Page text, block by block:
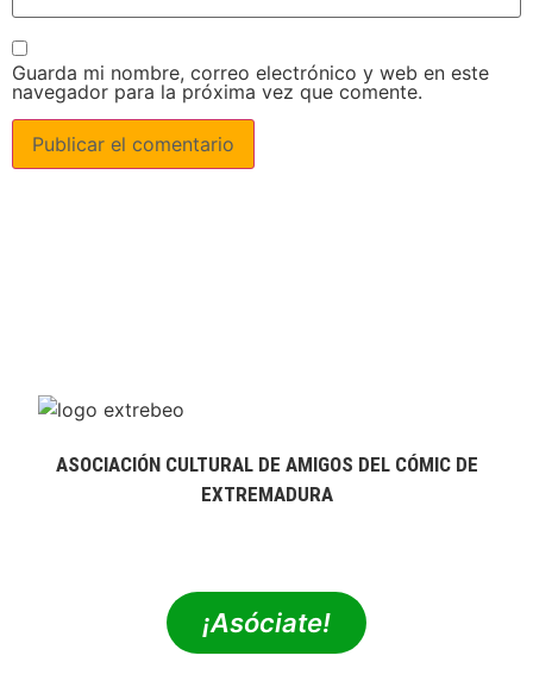
Guarda mi nombre, correo electrónico y web en este
navegador para la próxima vez que comente.
ASOCIACIÓN CULTURAL DE AMIGOS DEL CÓMIC DE
EXTREMADURA
¡Asóciate!